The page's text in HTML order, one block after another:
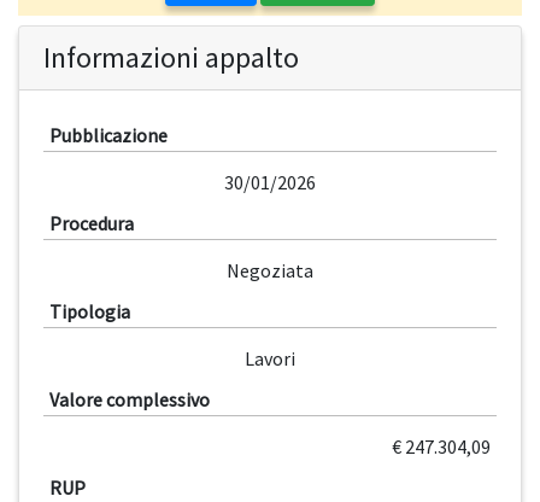
Informazioni appalto
Pubblicazione
30/01/2026
Procedura
Negoziata
Tipologia
Lavori
Valore complessivo
€ 247.304,09
RUP